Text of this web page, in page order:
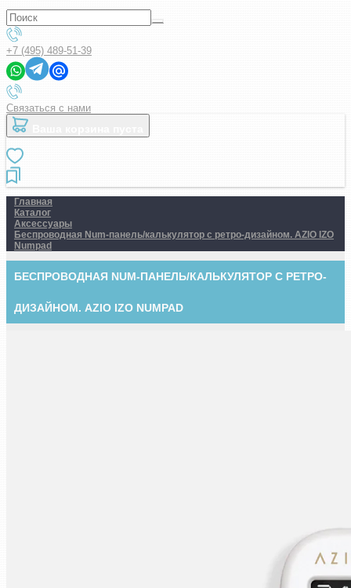
+7 (495) 489-51-39
Связаться с нами
Главная
Каталог
Аксессуары
Беспроводная Num-панель/калькулятор с ретро-дизайном. AZIO IZO
Numpad
БЕСПРОВОДНАЯ NUM-ПАНЕЛЬ/КАЛЬКУЛЯТОР С РЕТРО-
ДИЗАЙНОМ. AZIO IZO NUMPAD